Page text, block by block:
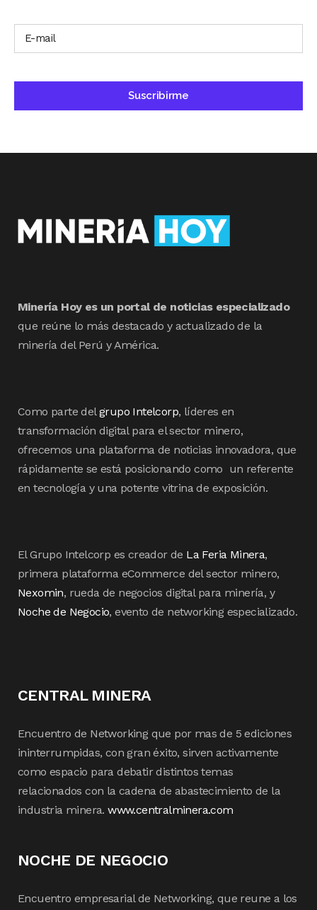
Minería Hoy es un portal de noticias especializado
que reúne lo más destacado y actualizado de la
minería del Perú y América.
Como parte delgrupo Intelcorp, líderes en
transformación digital para el sector minero,
ofrecemos una plataforma de noticias innovadora, que
rápidamente se está posicionando como un referente
en tecnología y una potente vitrina de exposición.
El Grupo Intelcorp es creador de La Feria Minera,
primera plataforma eCommerce del sector minero,
Nexomin, rueda de negocios digital para minería, y
Noche de Negocio, evento de networking especializado.
CENTRAL MINERA
Encuentro de Networking que por mas de 5 ediciones
ininterrumpidas, con gran éxito, sirven activamente
como espacio para debatir distintos temas
relacionados con la cadena de abastecimiento de la
industria minera.www.centralminera.com
NOCHE DE NEGOCIO
Encuentro empresarial de Networking, que reune a los